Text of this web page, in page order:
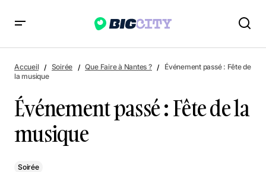
Événement passé : Fête de la musique
Accueil Soirée Que Faire à Nantes ?
Événement passé : Fête de
la musique
Événement passé : Fête de la
musique
Soirée